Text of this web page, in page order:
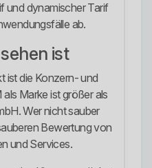
und dynamischer Tarif
ab.
ist
ist die Konzern- und
Marke ist größer als
Wer nicht sauber
Bewertung von
und Services.